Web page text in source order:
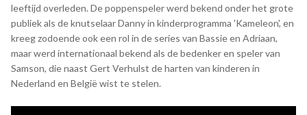
leeftijd overleden. De poppenspeler werd bekend onder het grote
publiek als de knutselaar Danny in kinderprogramma 'Kameleon', en
kreeg zodoende ook een rol in de series van Bassie en Adriaan,
maar werd internationaal bekend als de bedenker en speler van
Samson, die naast Gert Verhulst de harten van kinderen in
Nederland en België wist te stelen.